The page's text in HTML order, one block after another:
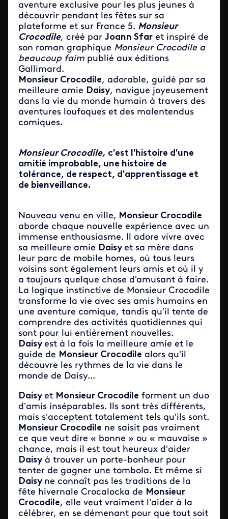
aventure exclusive pour les plus jeunes à
découvrir pendant les fêtes sur sa
plateforme et sur France 5. Monsieur
Crocodile, créé par Joann Sfar et inspiré de
son roman graphique Monsieur Crocodile a
beaucoup faim publié aux éditions
Gallimard.
Monsieur Crocodile, adorable, guidé par sa
meilleure amie Daisy, navigue joyeusement
dans la vie du monde humain à travers des
aventures loufoques et des malentendus
comiques.
Monsieur Crocodile, c'est l'histoire d'une
amitié improbable, une histoire de
tolérance, de respect, d'apprentissage et
de bienveillance.
Nouveau venu en ville, Monsieur Crocodile
aborde chaque nouvelle expérience avec un
immense enthousiasme. Il adore vivre avec
sa meilleure amie Daisyet sa mère dans
leur parc de mobile homes, où tous leurs
voisins sont également leurs amis et où il y
a toujours quelque chose d'amusant à faire.
La logique instinctive de Monsieur Crocodile
transforme la vie avec ses amis humains en
une aventure comique, tandis qu’il tente de
comprendre des activités quotidiennes qui
sont pour lui entièrement nouvelles.
Daisyest à la fois la meilleure amie et le
guide de Monsieur Crocodile alors qu'il
découvre les rythmes de la vie dans le
monde de Daisy...
Daisyet Monsieur Crocodile forment un duo
d’amis inséparables. Ils sont très différents,
mais s’acceptent totalement tels qu’ils sont.
Monsieur Crocodile ne saisit pas vraiment
ce que veut dire « bonne » ou « mauvaise »
chance, mais il est tout heureux d’aider
Daisyà trouver un porte-bonheur pour
tenter de gagner une tombola. Et même si
Daisy ne connaît pas les traditions de la
fête hivernale Crocalocka de Monsieur
Crocodile, elle veut vraiment l’aider à la
célébrer, en se démenant pour que tout soit